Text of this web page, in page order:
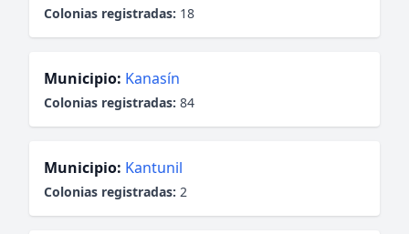
Colonias registradas: 18
Municipio: Kanasín
Colonias registradas: 84
Municipio: Kantunil
Colonias registradas: 2